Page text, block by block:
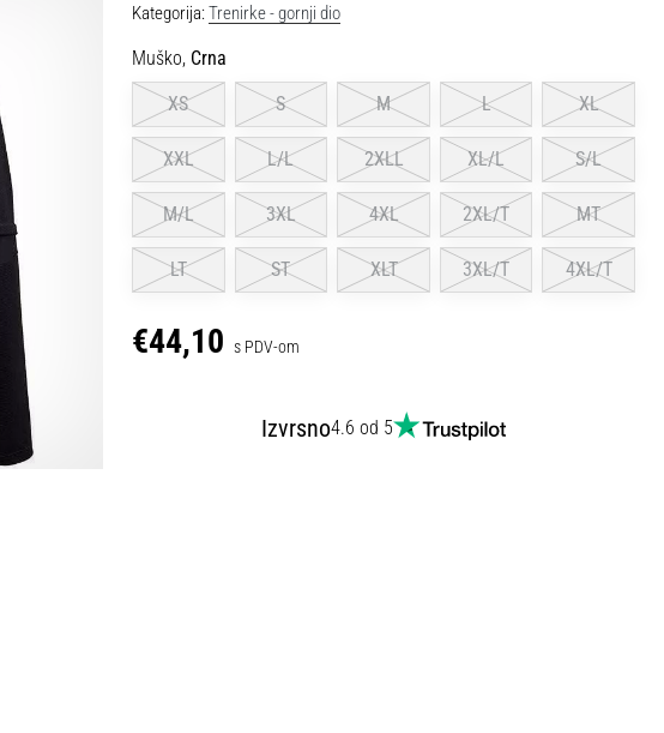
Kategorija:Trenirke - gornji dio
Muško, Crna
XS
S M L XL
XXL L/L 2XLL XL/L S/L
M/L 3XL 4XL 2XL/T MT
LT ST XLT 3XL/T 4XL/T
€44,10 s PDV-om
Izvrsno4.6 od 5